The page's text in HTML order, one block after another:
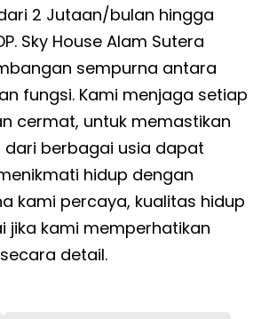
2 Jutaan/bulan hingga
Sky House Alam Sutera
sempurna antara
fungsi. Kami menjaga setiap
cermat, untuk memastikan
dari berbagai usia dapat
hidup dengan
kami percaya, kualitas hidup
jika kami memperhatikan
detail.